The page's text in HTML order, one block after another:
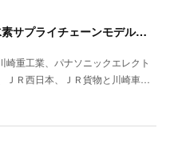
【環 境】関西電力など 国内水素サプライチェーンモデル構築に向け検討を開始
重工業、パナソニックエレクト
ＪＲ西日本、ＪＲ貨物と川崎車…